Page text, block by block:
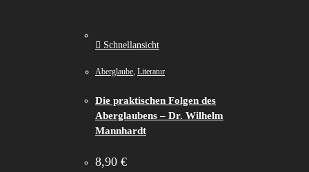
Schnellansicht
Aberglaube, Literatur
Die praktischen Folgen des
Aberglaubens – Dr. Wilhelm
Mannhardt
8,90 €